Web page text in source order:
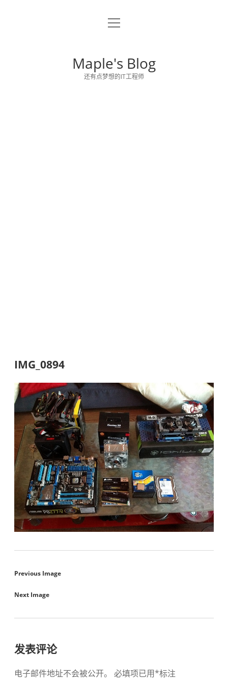
关于博主
o
m
e
n
Maple's Blog
还有点梦想的IT工程师
IMG_0894
Previous Image
Next Image
发表评论
电子邮件地址不会被公开。 必填项已用*标注